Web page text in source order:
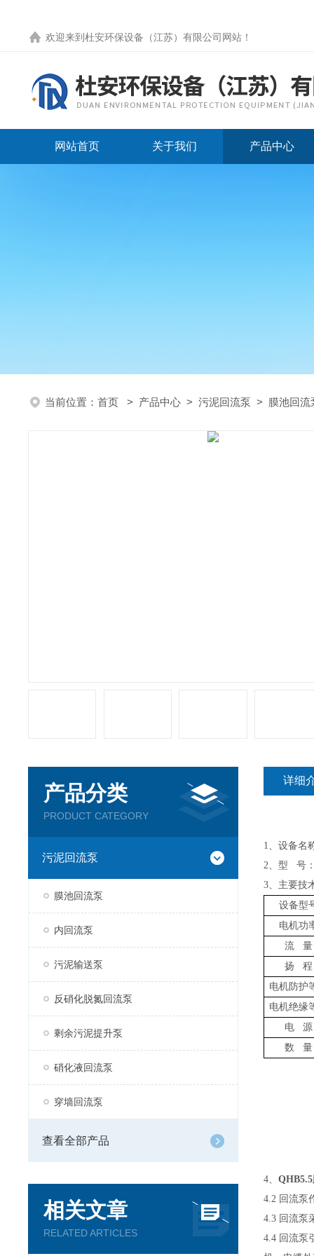
欢迎来到 杜安环保设备（江苏）有限公司网站 ！
网站首页 关于我们 产品中心
当前位置： 首页 > 产品中心 > 污泥回流泵 > 膜池回流
产品分类
PRODUCT CATEGORY
污泥回流泵
膜池回流泵
内回流泵
污泥输送泵
反硝化脱氮回流泵
剩余污泥提升泵
硝化液回流泵
穿墙回流泵
查看全部产品
相关文章
RELATED ARTICLES
详细
1、设备
2、型
3、主要技
设备型
电机功
流
量
扬
程
电机防护
电机绝缘
电
源
数
量
4、
4.2 回流泵
4.3 回流泵
4.4 回流泵